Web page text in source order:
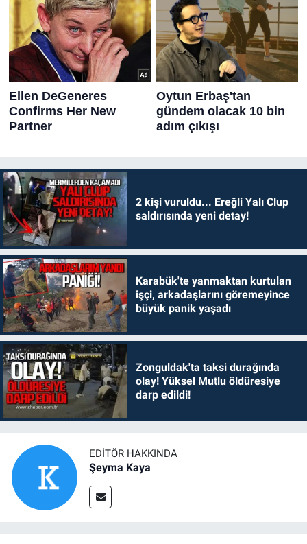
2 kişi vuruldu... Ereğli Yalı Clup
saldırısında yeni detay!
Karabük'te yanmaktan kurtulan
işçi, arkadaşlarını göremeyince
büyük panik yaşadı
Zonguldak'ta taksi durağında
olay! Yüksel Mutlu öldüresiye
darp edildi!
EDITÖR HAKKINDA
Şeyma Kaya